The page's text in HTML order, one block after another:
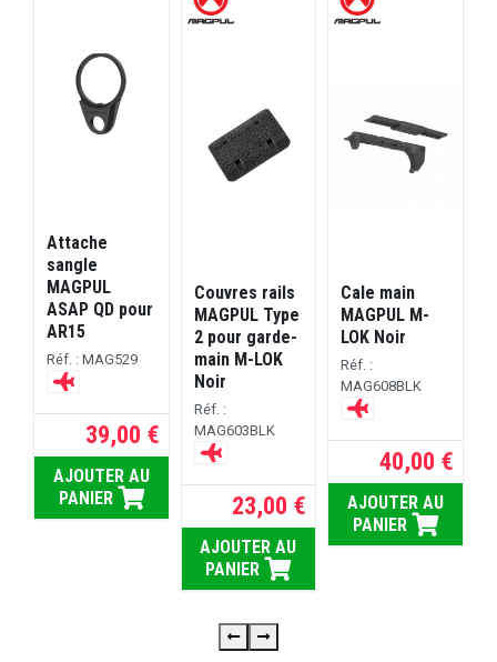
Attache
sangle
MAGPUL
ASAP QD pour
AR15
Réf. : MAG529
39,00 €
AJOUTER AU
PANIER
Couvres rails
MAGPUL Type
2 pour garde-
main M-LOK
Noir
Réf. :
MAG603BLK
23,00 €
AJOUTER AU
PANIER
Cale main
MAGPUL M-
LOK Noir
Réf. :
MAG608BLK
40,00 €
AJOUTER AU
PANIER